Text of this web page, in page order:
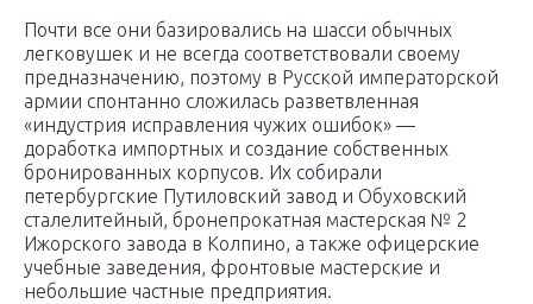
Почти все они базировались на шасси обычных
легковушек и не всегда соответствовали своему
предназначению, поэтому в Русской императорской
армии спонтанно сложилась разветвленная
«индустрия исправления чужих ошибок» —
доработка импортных и создание собственных
бронированных корпусов. Их собирали
петербургские Путиловский завод и Обуховский
сталелитейный, бронепрокатная мастерская № 2
Ижорского завода в Колпино, а также офицерские
учебные заведения, фронтовые мастерские и
небольшие частные предприятия.